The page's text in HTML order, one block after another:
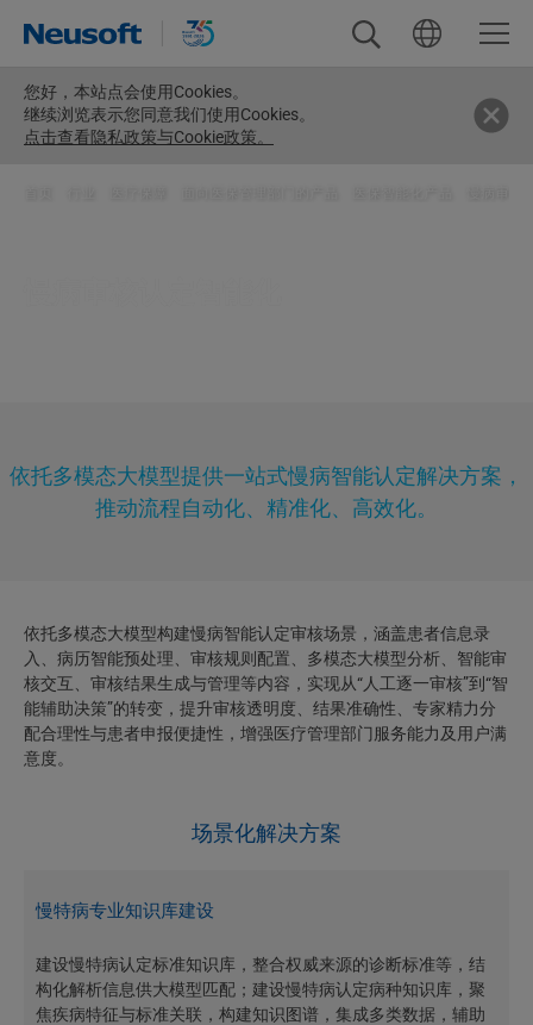
您好， 本站点会使用Cookies。
继续浏览表示您同意我们使用Cookies。
点击查看隐私政策与Cookie政策。
依托多模态大模型提供一站式慢病智能认定解决方案，
推动流程自动化、精准化、高效化。
依托多模态大模型构建慢病智能认定审核场景，涵盖患者信息录
入、病历智能预处理、审核规则配置、多模态大模型分析、智能审
核交互、审核结果生成与管理等内容，实现从“人工逐一审核”到“智
能辅助决策”的转变，提升审核透明度、结果准确性、专家精力分
配合理性与患者申报便捷性，增强医疗管理部门服务能力及用户满
意度。
场景化解决方案
慢特病专业知识库建设
建设慢特病认定标准知识库，整合权威来源的诊断标准等，结
构化解析信息供大模型匹配；建设慢特病认定病种知识库，聚
焦疾病特征与标准关联，构建知识图谱，集成多类数据，辅助